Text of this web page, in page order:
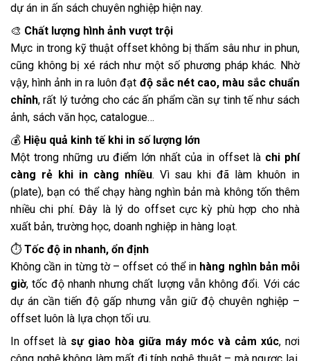
dự án in ấn sách chuyên nghiệp hiện nay.
🎨 Chất lượng hình ảnh vượt trội
Mực in trong kỹ thuật offset không bị thấm sâu như in phun,
cũng không bị xé rách như một số phương pháp khác. Nhờ
vậy, hình ảnh in ra luôn đạt độ sắc nét cao, màu sắc chuẩn
chỉnh, rất lý tưởng cho các ấn phẩm cần sự tinh tế như sách
ảnh, sách văn học, catalogue…
💰 Hiệu quả kinh tế khi in số lượng lớn
Một trong những ưu điểm lớn nhất của in offset là chi phí
càng rẻ khi in càng nhiều. Vì sau khi đã làm khuôn in
(plate), bạn có thể chạy hàng nghìn bản mà không tốn thêm
nhiều chi phí. Đây là lý do offset cực kỳ phù hợp cho nhà
xuất bản, trường học, doanh nghiệp in hàng loạt.
⏱️ Tốc độ in nhanh, ổn định
Không cần in từng tờ – offset có thể in hàng nghìn bản mỗi
giờ, tốc độ nhanh nhưng chất lượng vẫn không đổi. Với các
dự án cần tiến độ gấp nhưng vẫn giữ độ chuyên nghiệp –
offset luôn là lựa chọn tối ưu.
In offset là sự giao hòa giữa máy móc và cảm xúc, nơi
công nghệ không làm mất đi tính nghệ thuật – mà ngược lại,